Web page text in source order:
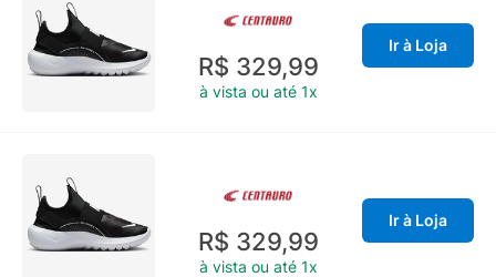
R$ 329,99
à vista ou até 1x
Ir à Loja
R$ 329,99
à vista ou até 1x
Ir à Loja